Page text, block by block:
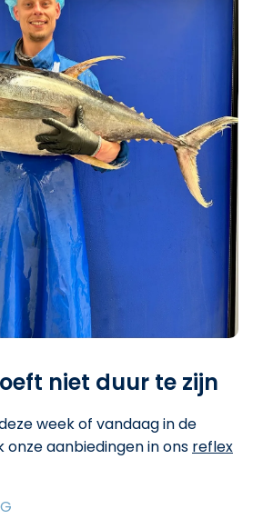
niet duur te zijn
week of vandaag in de
onze aanbiedingen in ons reflex